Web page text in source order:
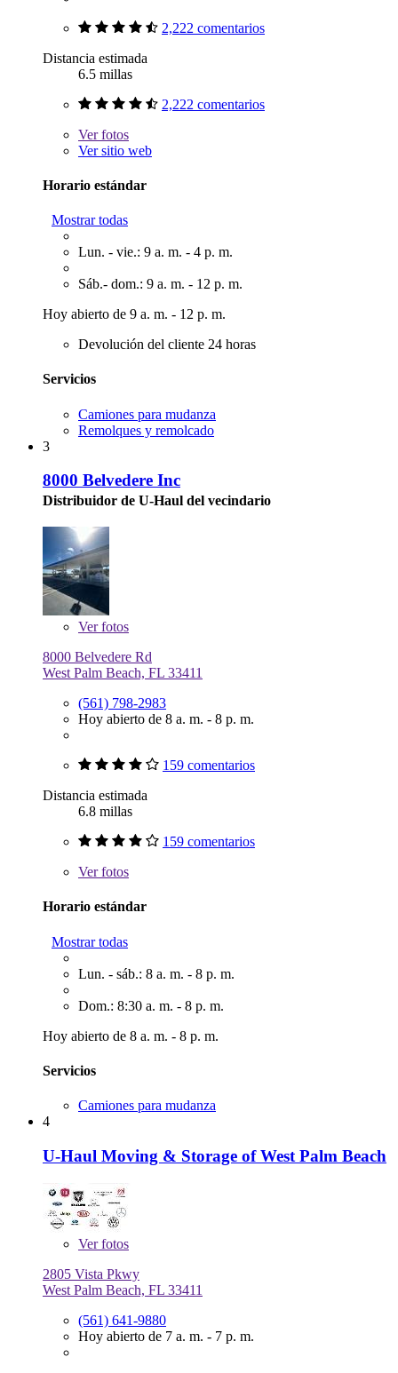
2,222 comentarios
Distancia estimada
6.5 millas
2,222 comentarios
Verfotos
Ver sitio web
Horario estándar
Mostrar todas
Lun. - vie.: 9 a. m. - 4 p. m.
Sáb.- dom.: 9 a. m. - 12 p. m.
Hoy abierto de 9 a. m. - 12 p. m.
Devolución del cliente 24 horas
Servicios
Camiones para mudanza
Remolques y remolcado
3
8000 Belvedere Inc
Distribuidor de U-Haul del vecindario
Verfotos
8000 Belvedere Rd
West Palm Beach, FL 33411
(561) 798-2983
Hoy abierto de 8 a. m. - 8 p. m.
159 comentarios
Distancia estimada
6.8 millas
159 comentarios
Verfotos
Horario estándar
Mostrar todas
Lun. - sáb.: 8 a. m. - 8 p. m.
Dom.: 8:30 a. m. - 8 p. m.
Hoy abierto de 8 a. m. - 8 p. m.
Servicios
Camiones para mudanza
4
U-Haul Moving & Storage of West Palm Beach
Verfotos
2805 Vista Pkwy
West Palm Beach, FL 33411
(561) 641-9880
Hoy abierto de 7 a. m. - 7 p. m.